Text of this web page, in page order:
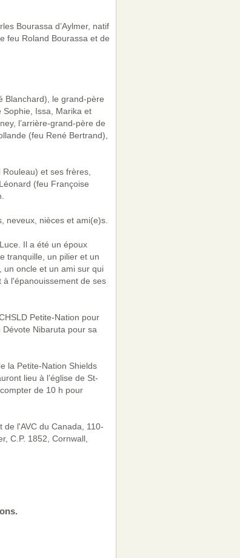
Bourassa d’Aylmer, natif
feu Roland Bourassa et de
Blanchard), le grand-père
Issa, Marika et
l’arrière-grand-père de
(feu René Bertrand),
et ses frères,
(feu Françoise
neveux, nièces et ami(e)s.
Il a été un époux
tranquille, un pilier et un
un oncle et un ami sur qui
à l'épanouissement de ses
Petite-Nation pour
Nibaruta pour sa
la Petite-Nation Shields
lieu à l’église de St-
de 10 h pour
l'AVC du Canada, 110-
C.P. 1852, Cornwall,